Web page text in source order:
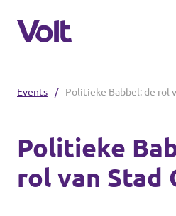
Volt België
Volt België
Volt Oost-Vlaanderen
Standpunten
Events / Politieke Babbel: de rol
Politieke
rol van Stad